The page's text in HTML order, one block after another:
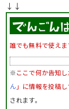
↓↓
誰でも無料で使えま
※ ここで何か告知
ん」に情報を投稿し
されます。